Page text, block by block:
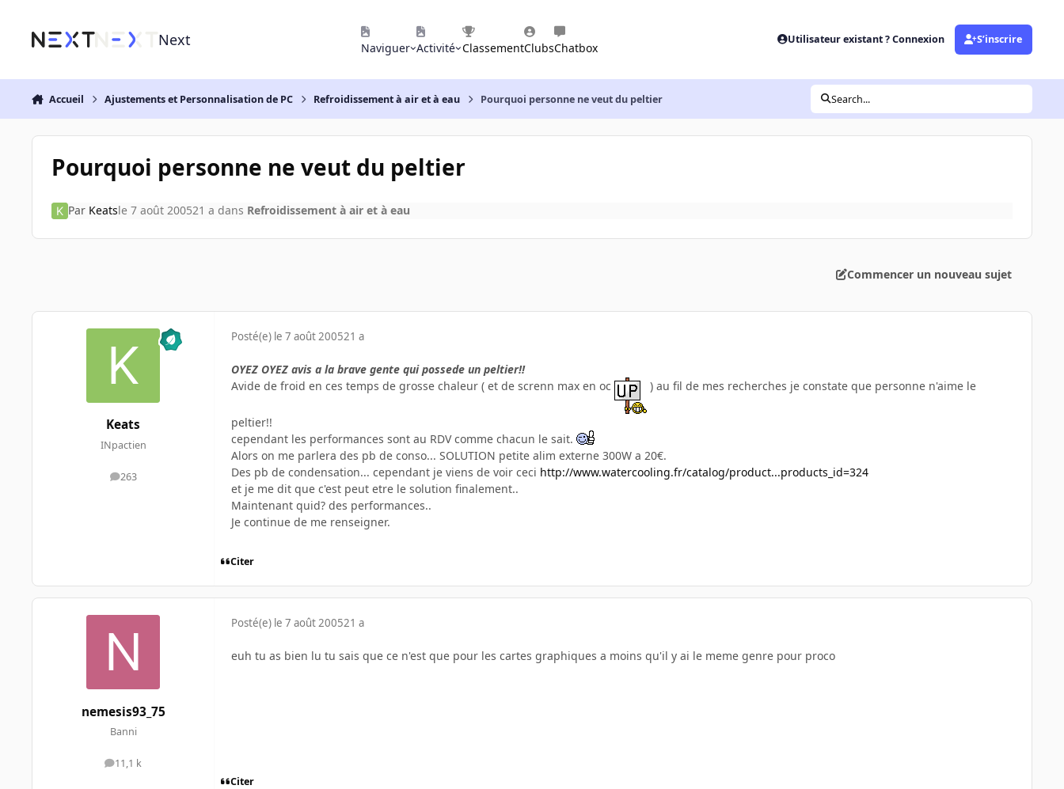
Next Naviguer Activité ClassementClubsChatbox
Utilisateur existant ? Connexion S’inscrire
Accueil Ajustements et Personnalisation de PC Refroidissement à air et à eau Pourquoi personne ne veut du peltier Search...
Pourquoi personne ne veut du peltier
Par Keatsle 7 août 200521 a dans Refroidissement à air et à eau
Commencer un nouveau sujet
Keats
INpactien
263
messages
Posté(e) le 7 août 200521 a
OYEZ OYEZ avis a la brave gente qui possede un peltier!!
Avide de froid en ces temps de grosse chaleur ( et de screnn max en oc
) au fil de mes recherches je constate que personne n'aime le
peltier!!
cependant les performances sont au RDV comme chacun le sait.
Alors on me parlera des pb de conso... SOLUTION petite alim externe 300W a 20€.
Des pb de condensation... cependant je viens de voir ceci http://www.watercooling.fr/catalog/product...products_id=324
et je me dit que c'est peut etre le solution finalement..
Maintenant quid? des performances..
Je continue de me renseigner.
Citer
nemesis93_75
Banni
11,1 k
messages
Posté(e) le 7 août 200521 a
euh tu as bien lu tu sais que ce n'est que pour les cartes graphiques a moins qu'il y ai le meme genre pour proco
Citer